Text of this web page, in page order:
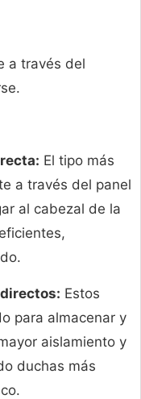
a través del
El tipo más
a través del panel
al cabezal de la
Estos
para almacenar y
aislamiento y
duchas más